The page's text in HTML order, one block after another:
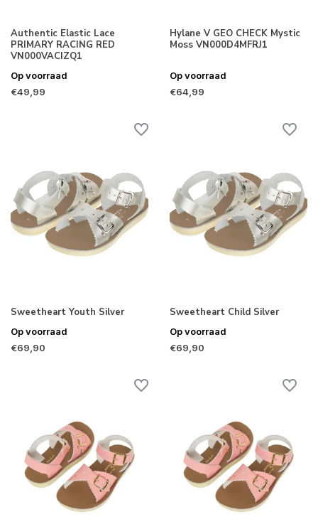
Authentic Elastic Lace
PRIMARY RACING RED
VN000VACIZQ1
Op voorraad
€49,99
Hylane V GEO CHECK Mystic
Moss VN000D4MFRJ1
Op voorraad
€64,99
Sweetheart Youth Silver
Op voorraad
€69,90
Sweetheart Child Silver
Op voorraad
€69,90